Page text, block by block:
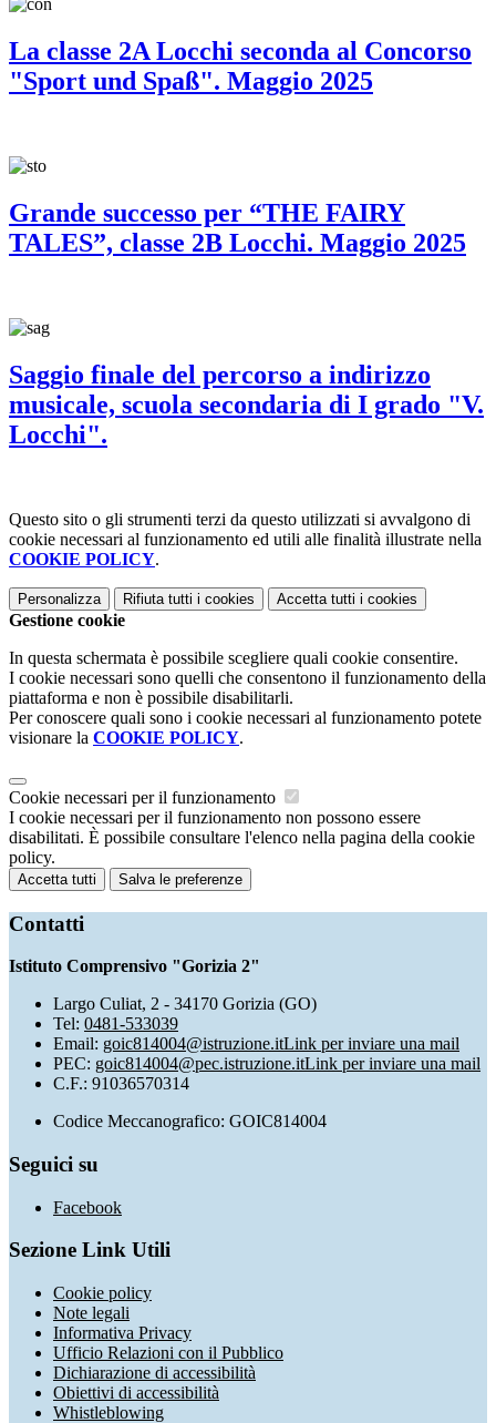
La classe 2A Locchi seconda al Concorso
"Sport und Spaß". Maggio 2025
Grande successo per “THE FAIRY
TALES”, classe 2B Locchi. Maggio 2025
Saggio finale del percorso a indirizzo
musicale, scuola secondaria di I grado "V.
Locchi".
Questo sito o gli strumenti terzi da questo utilizzati si avvalgono di
cookie necessari al funzionamento ed utili alle finalità illustrate nella
COOKIE POLICY.
Personalizza Rifiuta tutti i cookies Accetta tutti i cookies
Gestione cookie
In questa schermata è possibile scegliere quali cookie consentire.
I cookie necessari sono quelli che consentono il funzionamento della
piattaforma e non è possibile disabilitarli.
Per conoscere quali sono i cookie necessari al funzionamento potete
visionare la COOKIE POLICY.
Cookie necessari per il funzionamento
I cookie necessari per il funzionamento non possono essere
disabilitati. È possibile consultare l'elenco nella pagina della cookie
policy.
Accetta tutti Salva le preferenze
Contatti
Istituto Comprensivo "Gorizia 2"
Largo Culiat, 2 - 34170 Gorizia (GO)
Tel: 0481-533039
Email: goic814004@istruzione.itLink per inviare una mail
PEC: goic814004@pec.istruzione.itLink per inviare una mail
C.F.: 91036570314
Codice Meccanografico: GOIC814004
Seguici su
Facebook
Sezione Link Utili
Cookie policy
Note legali
Informativa Privacy
Ufficio Relazioni con il Pubblico
Dichiarazione di accessibilità
Obiettivi di accessibilità
Whistleblowing